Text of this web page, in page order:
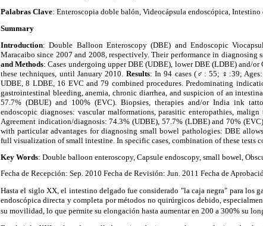
Palabras Clave: Enteroscopia doble balón, Videocápsula endoscópica,
Summary
Introduction: Double Balloon Enteroscopy (DBE) and Endoscopic
Maracaibo since 2007 and 2008, respectively. Their performance in diagnosing
and Methods: Cases undergoing upper DBE (UDBE), lower DBE (LDBE) and/
these techniques, until January 2010. Results: In 94 cases ( ♂ : 55; ♀ :39;
UDBE, 8 LDBE, 16 EVC and 79 combined procedures. Predominating
gastrointestinal bleeding, anemia, chronic diarrhea, and suspicion of an
57.7% (DBUE) and 100% (EVC). Biopsies, therapies and/or India ink
endoscopic diagnoses: vascular malformations, parasitic enteropathies,
Agreement indication/diagnosis: 74.3% (UDBE), 57.7% (LDBE) and 70%
with particular advantages for diagnosing small bowel pathologies: DBE
full visualization of small intestine. In specific cases, combination of these tests
Key Words: Double balloon enteroscopy, Capsule endoscopy, small bowel,
Fecha de Recepción: Sep. 2010 Fecha de Revisión: Jun. 2011 Fecha de
Hasta el siglo XX, el intestino delgado fue considerado "la caja negra" para los
endoscópica directa y completa por métodos no quirúrgicos debido,
su movilidad, lo que permite su elongación hasta aumentar en 200 a 300% su